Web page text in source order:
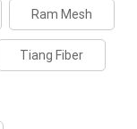
Ram Mesh
Tiang Fiber